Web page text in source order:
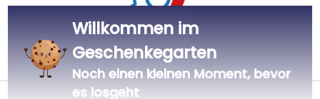
Personalisiert
in Frankreich
Willkommen im
Geschenkegarten
Noch einen kleinen Moment, bevor
es losgeht